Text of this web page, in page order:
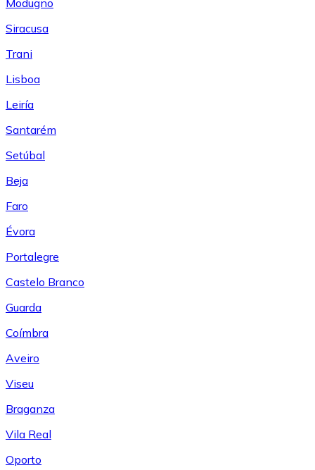
Modugno
Siracusa
Trani
Lisboa
Leiría
Santarém
Setúbal
Beja
Faro
Évora
Portalegre
Castelo Branco
Guarda
Coímbra
Aveiro
Viseu
Braganza
Vila Real
Oporto